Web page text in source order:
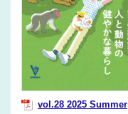
vol.28 2025 Summer